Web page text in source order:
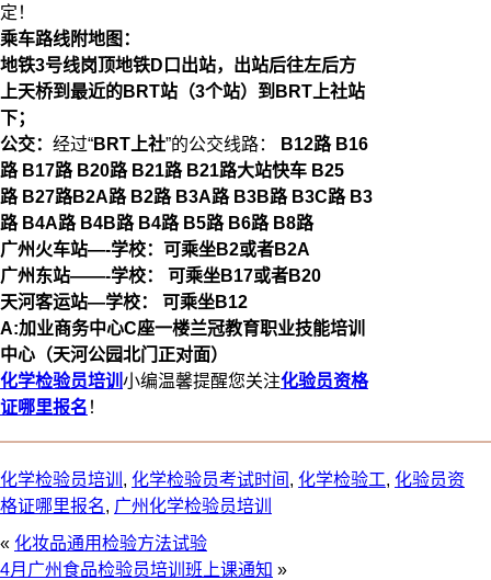
定！
乘车路线附地图：
地铁3号线岗顶地铁D 口出站，出站后往左后方
上天桥到最近的BRT站（3个站）到BRT上社站
下；
公交： 经过“BRT 上社”的公交线路：
B12路 B16
路 B17路 B20路 B21路 B21路大站快车 B25
路 B27路B2A路 B2路 B3A路 B3B路 B3C路 B3
路 B4A路 B4B路 B4路 B5路 B6路 B8路
广州火车站—-学校：可乘坐B2或者B2A
广州东站——-学校： 可乘坐B17或者B20
天河客运站—学校： 可乘坐B12
A:加业商务中心C座一楼兰冠教育职业技能培训
中心（天河公园北门正对面）
化学检验员培训 小编温馨提醒您关注化验员资格
证哪里报名 ！
化学检验员培训 , 化学检验员考试时间 , 化学检验工, 化验员资
格证哪里报名, 广州化学检验员培训
« 化妆品通用检验方法试验
4月广州食品检验员培训班上课通知 »